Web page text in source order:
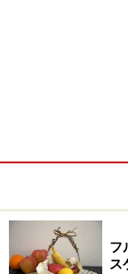
三角に折る
フ
ス